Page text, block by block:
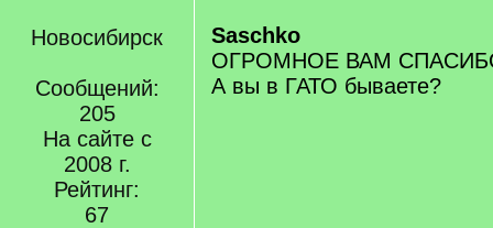
Новосибирск
Сообщений:
205
На сайте с
2008 г.
Рейтинг:
67
Saschko
ОГРОМНОЕ ВАМ
А вы в ГАТО бываете?